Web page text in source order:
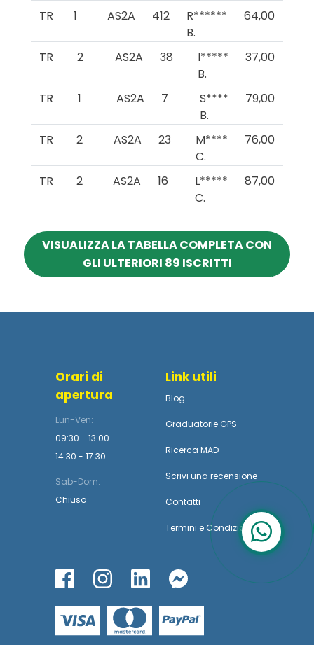
TR 1 AS2A 412
R******
B.
64,00
TR 2 AS2A 38
I*****
B.
37,00
TR 1 AS2A 7
S****
B.
79,00
TR 2 AS2A 23
M****
C.
76,00
TR 2 AS2A 16
L*****
C.
87,00
VISUALIZZA LA TABELLA COMPLETA CON
GLI ULTERIORI 89 ISCRITTI
Orari di
apertura
Lun-Ven:
09:30 - 13:00
14:30 - 17:30
Sab-Dom:
Chiuso
Link utili
Blog
Graduatorie GPS
Ricerca MAD
Scrivi una recensione
Contatti
Termini e Condizioni